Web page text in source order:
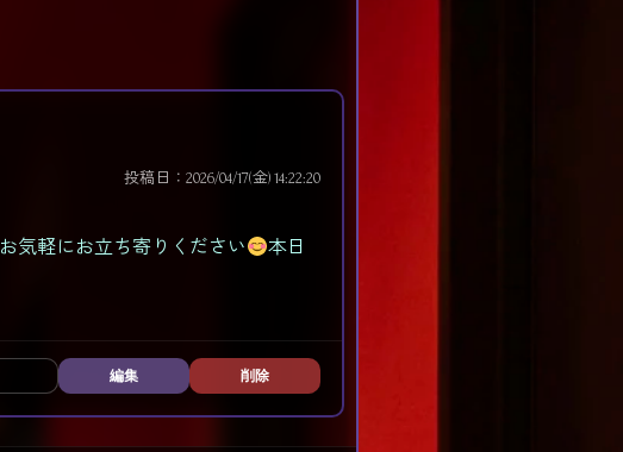
投稿日：2026/04/17(金) 14:22:20
お気軽にお立ち寄りください
本日
編集 削除